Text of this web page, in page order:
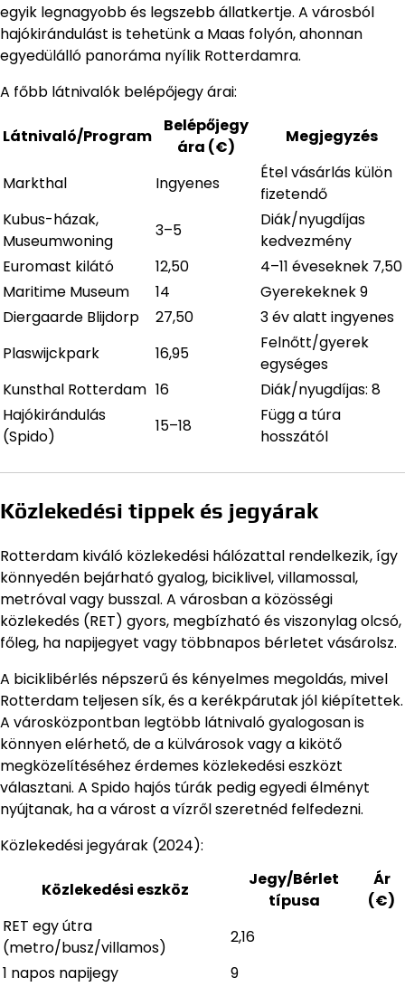
egyik legnagyobb és legszebb állatkertje. A városból
hajókirándulást is tehetünk a Maas folyón, ahonnan
egyedülálló panoráma nyílik Rotterdamra.
A főbb látnivalók belépőjegy árai:
Látnivaló/Program
Belépőjegy
ára (€)
Megjegyzés
Markthal Ingyenes
Étel vásárlás külön
fizetendő
Kubus-házak,
Museumwoning
3–5
Diák/nyugdíjas
kedvezmény
Euromast kilátó
12,50
4–11 éveseknek 7,50
Maritime Museum
14
Gyerekeknek 9
Diergaarde Blijdorp
27,50
3 év alatt ingyenes
Plaswijckpark
16,95
Felnőtt/gyerek
egységes
Kunsthal Rotterdam 16
Diák/nyugdíjas: 8
Hajókirándulás
(Spido)
15–18
Függ a túra
hosszától
Közlekedési tippek és jegyárak
Rotterdam kiváló közlekedési hálózattal rendelkezik, így
könnyedén bejárható gyalog, biciklivel, villamossal,
metróval vagy busszal. A városban a közösségi
közlekedés (RET) gyors, megbízható és viszonylag olcsó,
főleg, ha napijegyet vagy többnapos bérletet vásárolsz.
A biciklibérlés népszerű és kényelmes megoldás, mivel
Rotterdam teljesen sík, és a kerékpárutak jól kiépítettek.
A városközpontban legtöbb látnivaló gyalogosan is
könnyen elérhető, de a külvárosok vagy a kikötő
megközelítéséhez érdemes közlekedési eszközt
választani. A Spido hajós túrák pedig egyedi élményt
nyújtanak, ha a várost a vízről szeretnéd felfedezni.
Közlekedési jegyárak (2024):
Közlekedési eszköz
Jegy/Bérlet
típusa
Ár
(€)
RET egy útra
(metro/busz/villamos)
2,16
1 napos napijegy
9